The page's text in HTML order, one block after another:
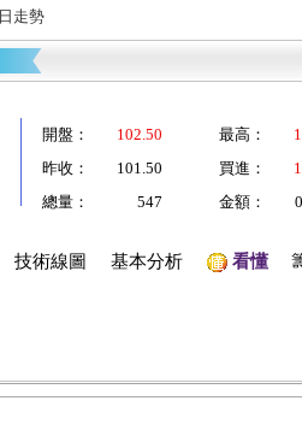
走勢
開盤： 102.50 最高：
昨收：
101.50 買進：
總量：
547 金額：
技術線圖 基本分析 看懂